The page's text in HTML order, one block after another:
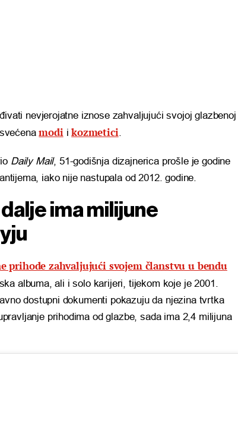
nevjerojatne iznose zahvaljujući svojoj glazbenoj
modiikozmetici.
Daily Mail, 51-godišnja dizajnerica prošle je godine
iako nije nastupala od 2012. godine.
ima milijune
prihode zahvaljujući svojem članstvu u bendu
albuma, ali i solo karijeri, tijekom koje je 2001.
dostupni dokumenti pokazuju da njezina tvrtka
prihodima od glazbe, sada ima 2,4 milijuna